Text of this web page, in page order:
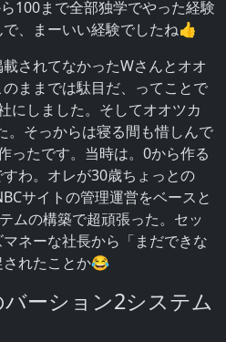
100まで全部独学でやった経験
、まーいい経験でしたね👍
されてなかったWさんとオオ
ままでは駄目だ、ってことで
にしました。そしてオオツカ
。そっからは寝る間も惜しんで
ったです。当時は。0から作る
わ。オレが30歳ちょっとの
サイトの管理運営をベースと
ムの構築で超頑張った。セッ
ネーな社長から「まだできな
されたことか😂
ーション2システム